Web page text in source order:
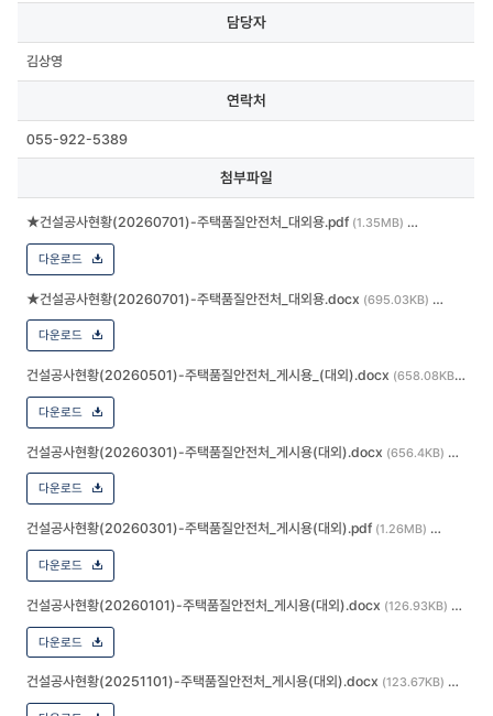
담당자
김상영
연락처
055-922-5389
첨부파일
★건설공사현황(20260701)-주택품질안전처_대외용.pdf (1.35MB)
다운로드
★건설공사현황(20260701)-주택품질안전처_대외용.docx (695.03KB)
다운로드
건설공사현황(20260501)-주택품질안전처_게시용_(대외).docx (658.08KB)
다운로드
건설공사현황(20260301)-주택품질안전처_게시용(대외).docx (656.4KB)
다운로드
건설공사현황(20260301)-주택품질안전처_게시용(대외).pdf (1.26MB)
다운로드
건설공사현황(20260101)-주택품질안전처_게시용(대외).docx (126.93KB)
다운로드
건설공사현황(20251101)-주택품질안전처_게시용(대외).docx (123.67KB)